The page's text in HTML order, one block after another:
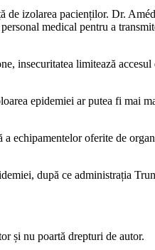
de izolarea pacienților. Dr.
medical pentru a
insecuritatea limitează
epidemiei ar putea fi mai
echipamentelor oferite de
după ce administrația
și nu poartă drepturi de autor.